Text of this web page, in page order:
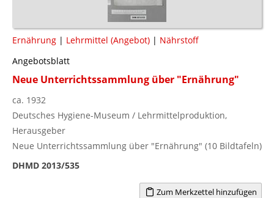
Ernährung | Lehrmittel (Angebot) | Nährstoff
Angebotsblatt
Neue Unterrichtssammlung über "Ernährung"
ca. 1932
Deutsches Hygiene-Museum / Lehrmittelproduktion,
Herausgeber
Neue Unterrichtssammlung über "Ernährung" (10 Bildtafeln)
DHMD 2013/535
Zum Merkzettel hinzufügen